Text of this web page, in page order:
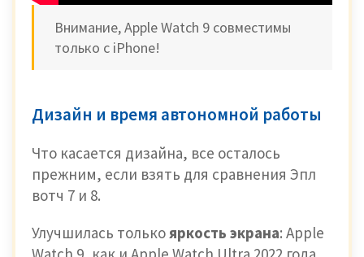
Внимание, Apple Watch 9 совместимы
только с iPhone!
Дизайн и время автономной работы
Что касается дизайна, все осталось
прежним, если взять для сравнения Эпл
вотч 7 и 8.
Улучшилась только яркость экрана: Apple